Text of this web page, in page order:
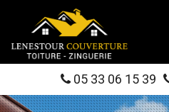
05 33 06 15 39